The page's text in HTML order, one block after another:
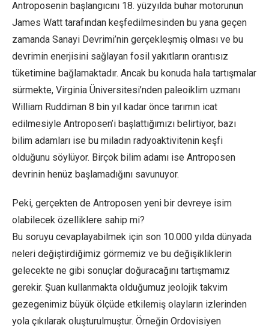
Antroposenin başlangıcını 18. yüzyılda buhar motorunun
James Watt tarafından keşfedilmesinden bu yana geçen
zamanda Sanayi Devrimi’nin gerçekleşmiş olması ve bu
devrimin enerjisini sağlayan fosil yakıtların orantısız
tüketimine bağlamaktadır. Ancak bu konuda hala tartışmalar
sürmekte, Virginia Üniversitesi’nden paleoiklim uzmanı
William Ruddiman 8 bin yıl kadar önce tarımın icat
edilmesiyle Antroposen’i başlattığımızı belirtiyor, bazı
bilim adamları ise bu miladın radyoaktivitenin keşfi
olduğunu söylüyor. Birçok bilim adamı ise Antroposen
devrinin henüz başlamadığını savunuyor.
Peki, gerçekten de Antroposen yeni bir devreye isim
olabilecek özelliklere sahip mi?
Bu soruyu cevaplayabilmek için son 10.000 yılda dünyada
neleri değiştirdiğimiz görmemiz ve bu değişikliklerin
gelecekte ne gibi sonuçlar doğuracağını tartışmamız
gerekir. Şuan kullanmakta olduğumuz jeolojik takvim
gezegenimiz büyük ölçüde etkilemiş olayların izlerinden
yola çıkılarak oluşturulmuştur. Örneğin Ordovisiyen